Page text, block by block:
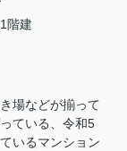
階建
場などが揃って
ている、令和5
いるマンション